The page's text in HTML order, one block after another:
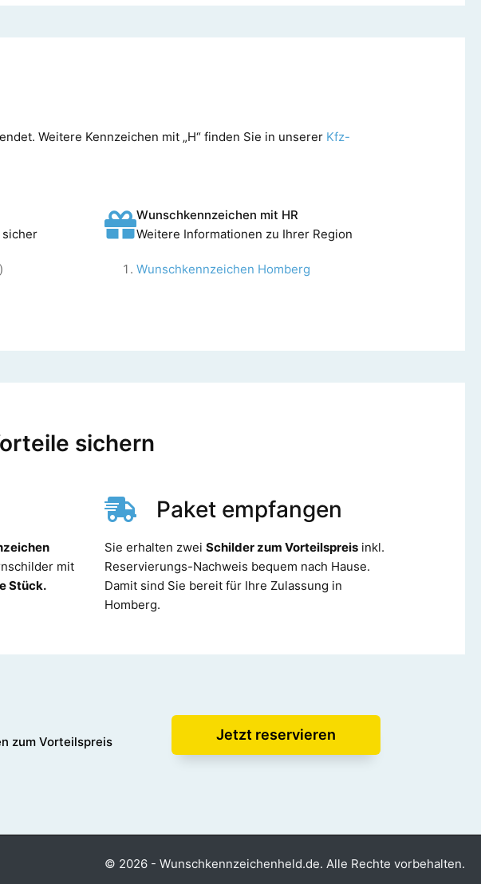
Weitere Kennzeichen mit „H“ finden Sie in unserer Kfz-
sicher
Wunschkennzeichen mit HR
Weitere Informationen zu Ihrer Region
Wunschkennzeichen Homberg
sichern
mit
Stück.
Paket empfangen
Sie erhalten zwei Schilder zum Vorteilspreisinkl.
Reservierungs-Nachweis bequem nach Hause.
Damit sind Sie bereit für Ihre Zulassung in
Homberg.
zum Vorteilspreis Jetzt reservieren
© 2026 - Wunschkennzeichenheld.de. Alle Rechte vorbehalten.